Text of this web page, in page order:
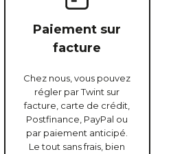
Paiement sur
facture
Chez nous, vous pouvez
régler par Twint sur
facture, carte de crédit,
Postfinance, PayPal ou
par paiement anticipé.
Le tout sans frais, bien